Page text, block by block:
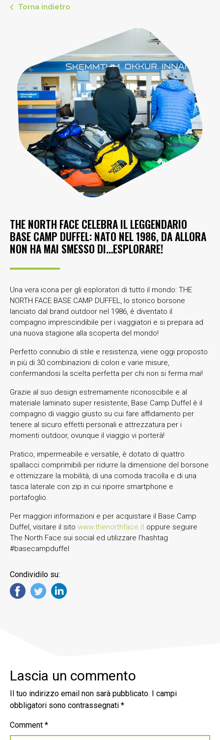
Torna indietro
THE NORTH FACE CELEBRA IL LEGGENDARIO
BASE CAMP DUFFEL: NATO NEL 1986, DA ALLORA
NON HA MAI SMESSO DI…ESPLORARE!
Una vera icona per gli esploratori di tutto il mondo: THE
NORTH FACE BASE CAMP DUFFEL, lo storico borsone
lanciato dal brand outdoor nel 1986, è diventato il
compagno imprescindibile per i viaggiatori e si prepara ad
una nuova stagione alla scoperta del mondo!
Perfetto connubio di stile e resistenza, viene oggi proposto
in più di 30 combinazioni di colori e varie misure,
confermandosi la scelta perfetta per chi non si ferma mai!
Grazie al suo design estremamente riconoscibile e al
materiale laminato super resistente, Base Camp Duffel è il
compagno di viaggio giusto su cui fare affidamento per
tenere al sicuro effetti personali e attrezzatura per i
momenti outdoor, ovunque il viaggio vi porterà!
Pratico, impermeabile e versatile, è dotato di quattro
spallacci comprimibili per ridurre la dimensione del borsone
e ottimizzare la mobilità, di una comoda tracolla e di una
tasca laterale con zip in cui riporre smartphone e
portafoglio.
Per maggiori informazioni e per acquistare il Base Camp
Duffel, visitare il sito www.thenorthface.it oppure seguire
The North Face sui social ed utilizzare l’hashtag
#basecampduffel
Condividilo su:
Lascia un commento
Il tuo indirizzo email non sarà pubblicato.
I campi
obbligatori sono contrassegnati *
Comment *